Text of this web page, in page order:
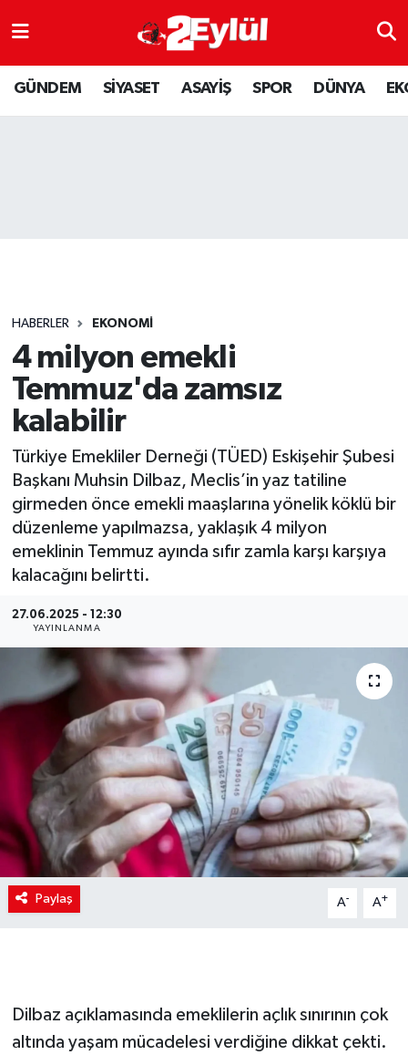
GÜNDEM SİYASET ASAYİŞ SPOR DÜNYA
HABERLER EKONOMİ
4 milyon emekli
Temmuz'da zamsız
kalabilir
Türkiye Emekliler Derneği (TÜED) Eskişehir Şubesi
Başkanı Muhsin Dilbaz, Meclis’in yaz tatiline
girmeden önce emekli maaşlarına yönelik köklü bir
düzenleme yapılmazsa, yaklaşık 4 milyon
emeklinin Temmuz ayında sıfır zamla karşı karşıya
kalacağını belirtti.
27.06.2025 - 12:30
YAYINLANMA
Paylaş A- A+
Dilbaz açıklamasında emeklilerin açlık sınırının çok
altında yaşam mücadelesi verdiğine dikkat çekti.
ASAYİŞ
DÜNYA
SPOR
YAŞAM
Nöbetçi Eczaneler
Hava Durumu
Son Dakika Haberleri
Haber Arşivi